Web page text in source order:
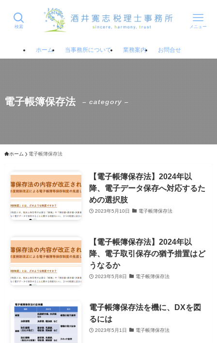
検索 メニュー
ホーム 当事務所について 業務案内 お問合せ
電子帳簿保存法 – category –
ホーム 電子帳簿保存法
【電子帳簿保存法】2024年以
降、電子データ保存へ対応するた
めの選択肢
2023年5月10日 電子帳簿保存法
【電子帳簿保存法】2024年以
降、電子取引保存の猶予措置はど
うなるか
2023年5月8日 電子帳簿保存法
電子帳簿保存法を機に、DXを図
るには
2023年5月1日 電子帳簿保存法